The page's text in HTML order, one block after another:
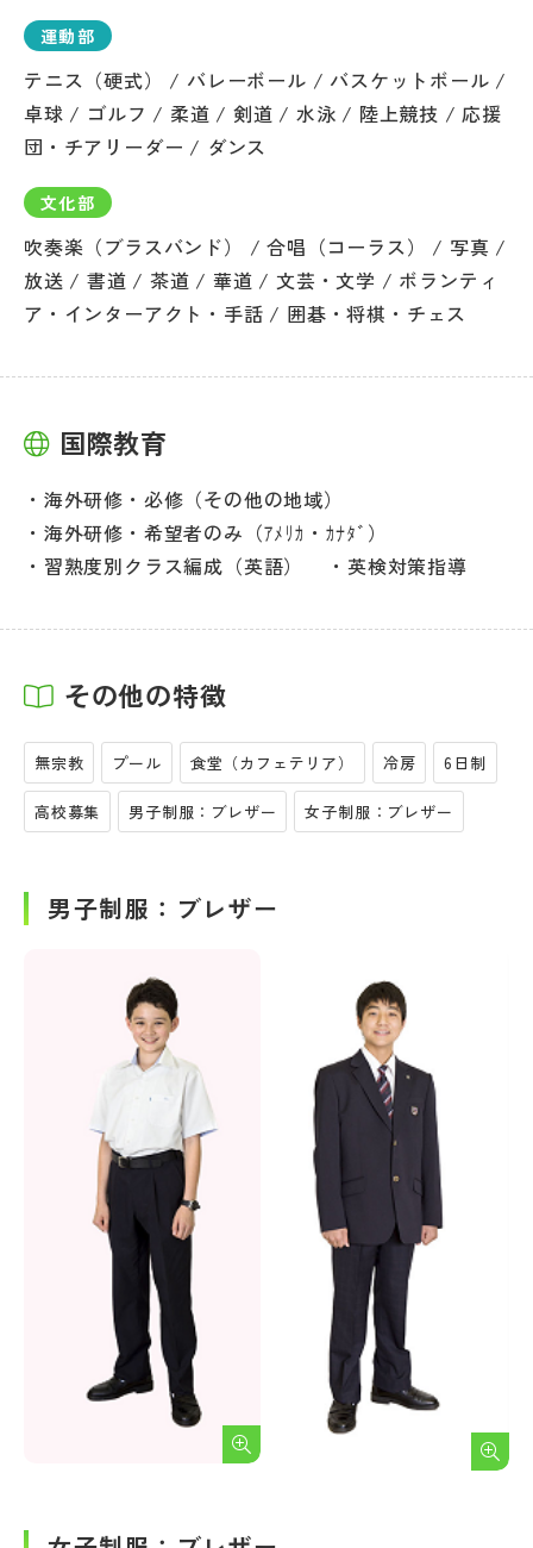
運動部
テニス（硬式） / バレーボール / バスケットボール /
卓球 / ゴルフ / 柔道 / 剣道 / 水泳 / 陸上競技 / 応援
団・チアリーダー / ダンス
文化部
吹奏楽（ブラスバンド） / 合唱（コーラス） / 写真 /
放送 / 書道 / 茶道 / 華道 / 文芸・文学 / ボランティ
ア・インターアクト・手話 / 囲碁・将棋・チェス
国際教育
海外研修・必修（その他の地域）
海外研修・希望者のみ（ｱﾒﾘｶ・ｶﾅﾀﾞ）
習熟度別クラス編成（英語）
英検対策指導
その他の特徴
無宗教 プール 食堂（カフェテリア） 冷房 6日制
高校募集 男子制服：ブレザー 女子制服：ブレザー
男子制服：ブレザー